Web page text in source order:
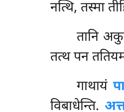
नत्थि, तस्मा
तानि
तत्थ पन
गाथायं
विबाधेन्ति.